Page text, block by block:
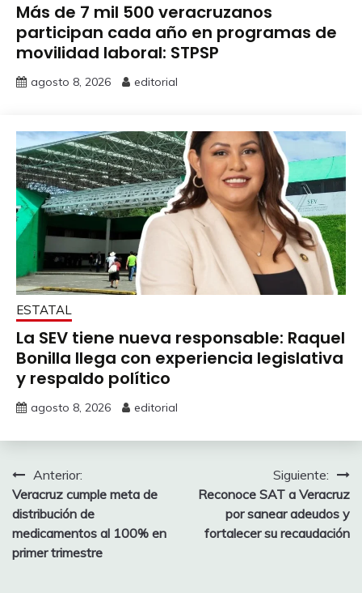
Más de 7 mil 500 veracruzanos
participan cada año en programas de
movilidad laboral: STPSP
agosto 8, 2026 editorial
ESTATAL
La SEV tiene nueva responsable: Raquel
Bonilla llega con experiencia legislativa
y respaldo político
agosto 8, 2026 editorial
Navegación
de
entradas
Anterior:
Veracruz cumple meta de
distribución de
medicamentos al 100% en
primer trimestre
Siguiente:
Reconoce SAT a Veracruz
por sanear adeudos y
fortalecer su recaudación